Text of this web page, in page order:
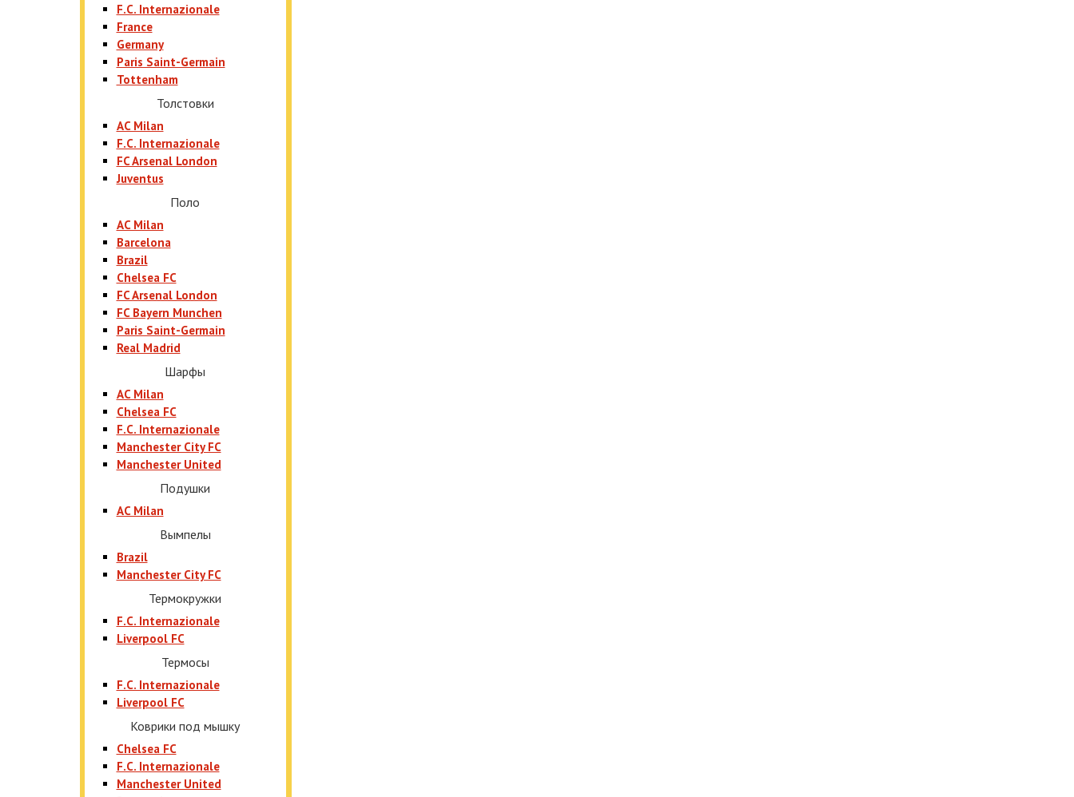
F.C. Internazionale
France
Germany
Paris Saint-Germain
Tottenham
Толстовки
AC Milan
F.C. Internazionale
FC Arsenal London
Juventus
Поло
AC Milan
Barcelona
Brazil
Chelsea FC
FC Arsenal London
FC Bayern Munchen
Paris Saint-Germain
Real Madrid
Шарфы
AC Milan
Chelsea FC
F.C. Internazionale
Manchester City FC
Manchester United
Подушки
AC Milan
Вымпелы
Brazil
Manchester City FC
Термокружки
F.C. Internazionale
Liverpool FC
Термосы
F.C. Internazionale
Liverpool FC
Коврики под мышку
Chelsea FC
F.C. Internazionale
Manchester United